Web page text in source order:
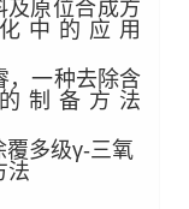
及原位合成方
中的应用
，一种去除含
制备方法
覆多级γ-三氧
法